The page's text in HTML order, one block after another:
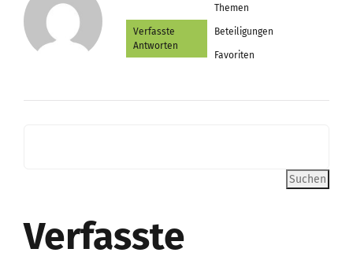
Themen
Verfasste
Antworten
Beteiligungen
Favoriten
Verfasste